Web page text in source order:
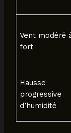
Vent modéré
fort
Hausse
progressive
d’humidité